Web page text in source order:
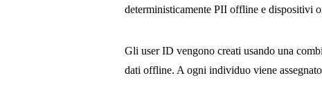
deterministicamente PII offline e dispositivi
Gli user ID vengono creati usando una
dati offline. A ogni individuo viene